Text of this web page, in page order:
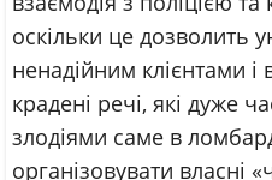
оскільки це дозволить
ненадійним клієнтами і
крадені речі, які дуже
злодіями саме в
організовувати власні